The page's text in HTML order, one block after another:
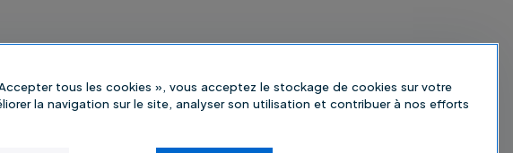
tous les cookies », vous acceptez le stockage de cookies sur votre
la navigation sur le site, analyser son utilisation et contribuer à nos efforts